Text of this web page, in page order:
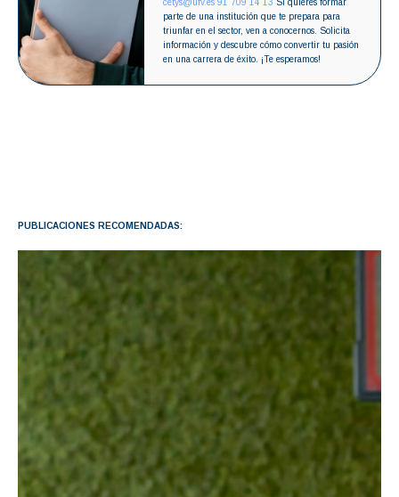
cetys@ufv.es 91 709 14 13 Si quieres formar
parte de una institución que te prepara para
triunfar en el sector, ven a conocernos. Solicita
información y descubre cómo convertir tu pasión
en una carrera de éxito. ¡Te esperamos!
PUBLICACIONES RECOMENDADAS: